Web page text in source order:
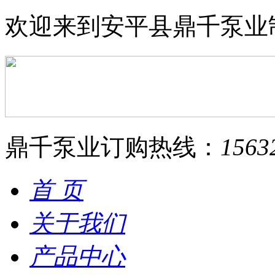
欢迎来到安平县鼎千泵
鼎千泵业订购热线：
首 页
关于我们
产品中心